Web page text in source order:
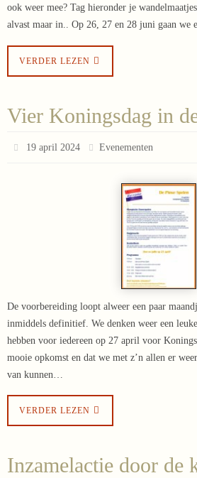
ook weer mee? Tag hieronder je
alvast maar in.. Op 26, 27 en 28 juni gaan we
VERDER LEZEN
Vier Koningsdag in
19 april 2024 Evenementen
De voorbereiding loopt alweer een paar
inmiddels definitief. We denken weer een
hebben voor iedereen op 27 april voor
mooie opkomst en dat we met z’n allen er
van kunnen…
VERDER LEZEN
Inzamelactie door de